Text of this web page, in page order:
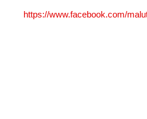
https://www.facebook.com/